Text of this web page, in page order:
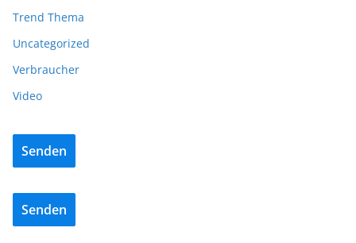
Trend Thema
Uncategorized
Verbraucher
Video
Senden
Senden